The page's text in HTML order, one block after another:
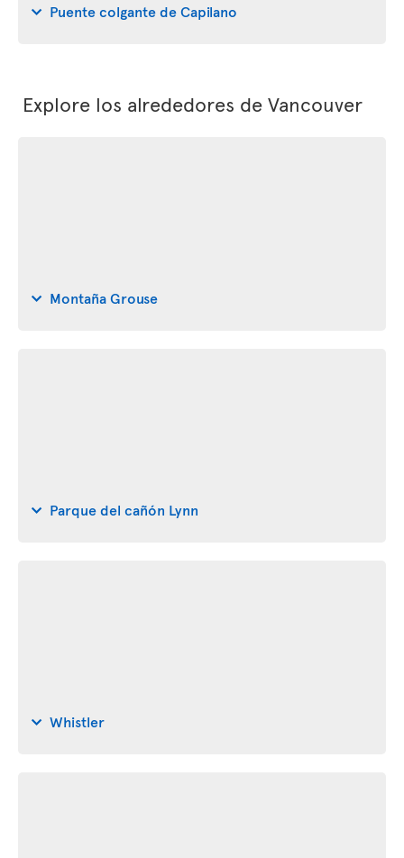
Puente colgante de Capilano
Explore los alrededores de Vancouver
Montaña Grouse
Parque del cañón Lynn
Whistler